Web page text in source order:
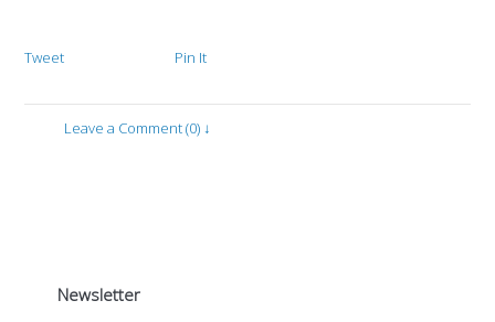
Tweet Pin It
Leave a Comment (0) ↓
Newsletter